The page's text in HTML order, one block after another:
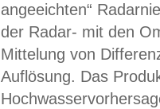
angeeichten“
der Radar- mit den
Mittelung von
Auflösung. Das